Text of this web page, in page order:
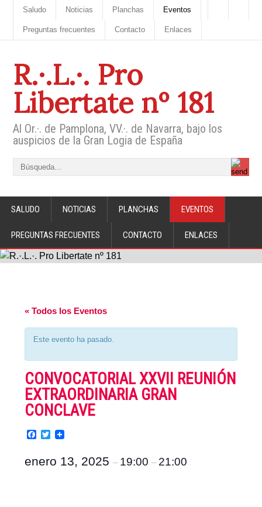
Saludo Noticias Planchas Eventos
Preguntas frecuentes Contacto Enlaces
R.·.L.·. Pro
Libertate nº 181
Al Or.·. de Pamplona, VV.·. de Navarra, bajo los
auspicios de la Gran Logia de España
SALUDO NOTICIAS PLANCHAS EVENTOS
PREGUNTAS FRECUENTES CONTACTO ENLACES
« Todos los Eventos
Este evento ha pasado.
CONVOCATORIAL XXVII REUNIÓN
EXTRAORDINARIA GRAN
CONCLAVE
Facebook
Twitter
enero 13, 2025– 19:00– 21:00